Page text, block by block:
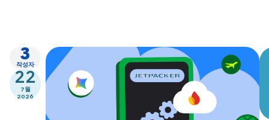
3
작성자
22
7월
2026